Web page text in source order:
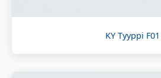
KY Tyyppi F01